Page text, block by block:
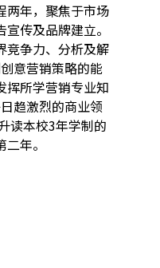
两年，聚焦于市场
传及品牌建立。
竞争力、分析及解
意营销策略的能
挥所学营销专业知
趋激烈的商业领
读本校3年学制的
年。